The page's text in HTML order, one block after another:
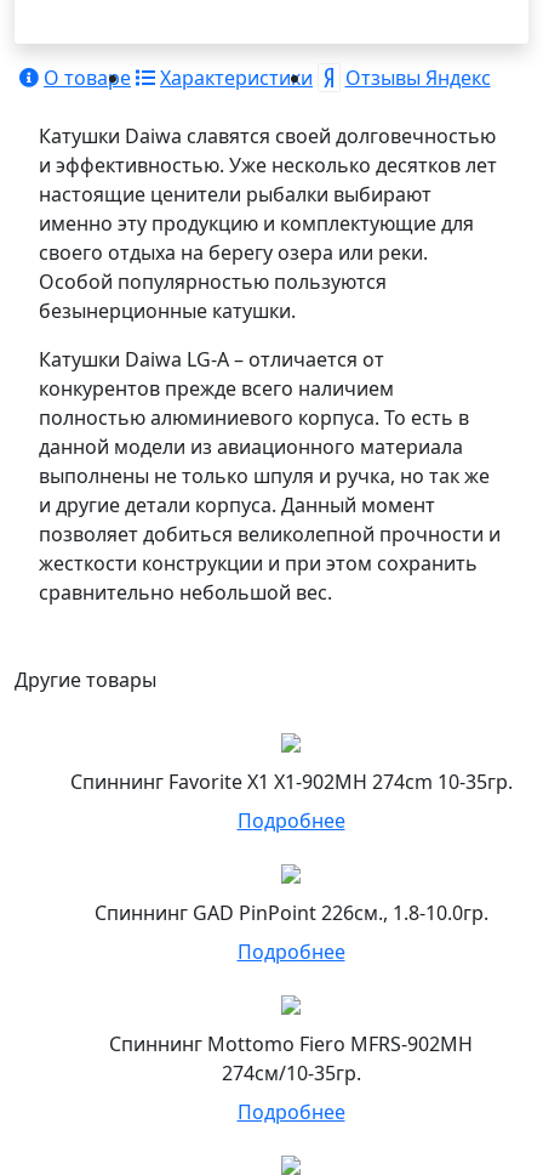
О товаре Характеристики Отзывы Яндекс
Катушки Daiwa славятся своей долговечностью
и эффективностью. Уже несколько десятков лет
настоящие ценители рыбалки выбирают
именно эту продукцию и комплектующие для
своего отдыха на берегу озера или реки.
Особой популярностью пользуются
безынерционные катушки.
Катушки Daiwa LG-A – отличается от
конкурентов прежде всего наличием
полностью алюминиевого корпуса. То есть в
данной модели из авиационного материала
выполнены не только шпуля и ручка, но так же
и другие детали корпуса. Данный момент
позволяет добиться великолепной прочности и
жесткости конструкции и при этом сохранить
сравнительно небольшой вес.
Другие товары
Спиннинг Favorite X1 X1-902MH 274cm 10-35гр.
Подробнее
Спиннинг GAD PinPoint 226см., 1.8-10.0гр.
Подробнее
Спиннинг Mottomo Fiero MFRS-902MH
274см/10-35гр.
Подробнее